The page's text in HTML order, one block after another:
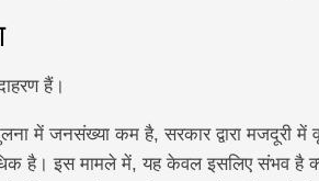
हैं।
में जनसंख्या कम है, सरकार द्वारा मजदूरी में
है। इस मामले में, यह केवल इसलिए संभव है